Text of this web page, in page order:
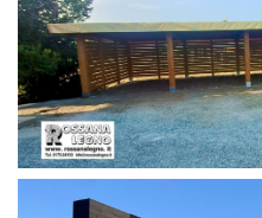
STRUTTURA